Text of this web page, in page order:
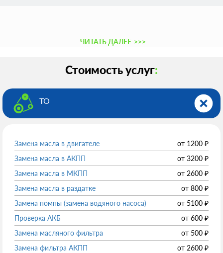
ЧИТАТЬ ДАЛЕЕ >>>
Стоимость услуг:
ТО
Замена масла в двигателе от 1200 ₽
Замена масла в АКПП
от 3200 ₽
Замена масла в МКПП
от 2600 ₽
Замена масла в раздатке
от 800 ₽
Замена помпы (замена водяного насоса)
от 5100 ₽
Проверка АКБ
от 600 ₽
Замена масляного фильтра
от 500 ₽
Замена фильтра АКПП
от 2600 ₽